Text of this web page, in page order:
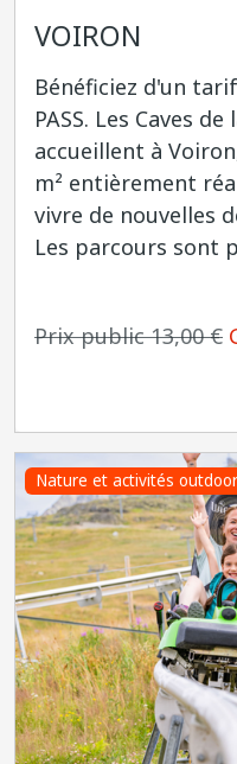
VOIRON
Bénéficiez d'un
PASS. Les Caves
accueillent à
m² entièrement
vivre de nouvelles
Les parcours sont
Prix public 13,00 €
Nature et activités outdoor